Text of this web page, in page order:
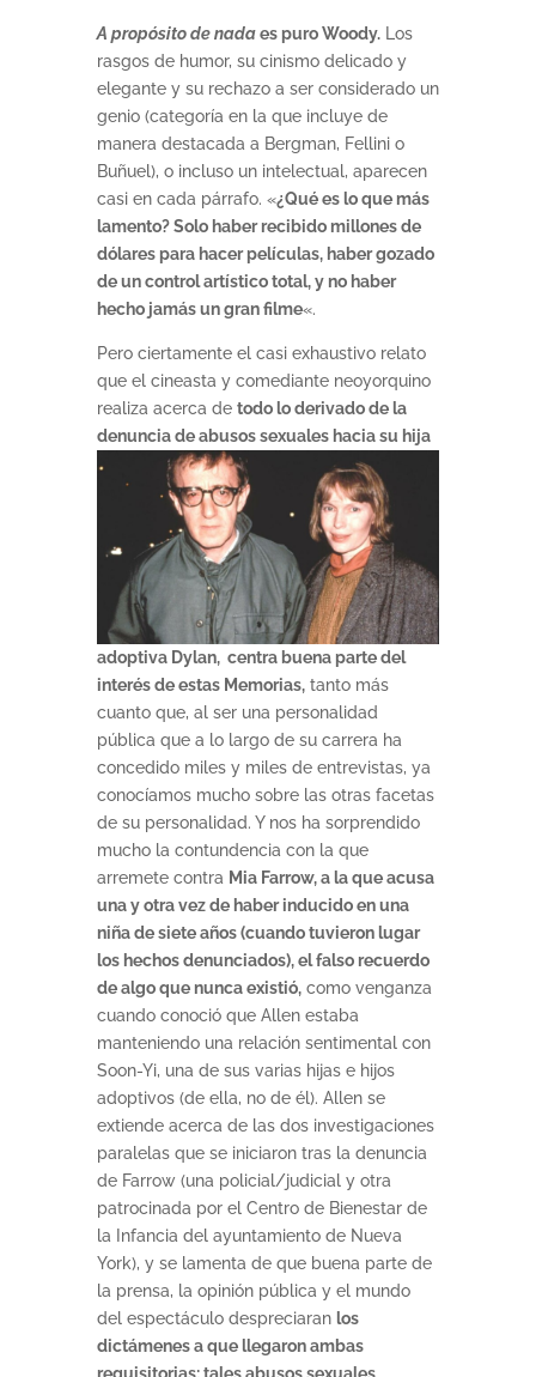
A propósito de nadaes puro Woody.Los
rasgos de humor, su cinismo delicado y
elegante y su rechazo a ser considerado un
genio (categoría en la que incluye de
manera destacada a Bergman, Fellini o
Buñuel), o incluso un intelectual, aparecen
casi en cada párrafo. «¿Qué es lo que más
lamento? Solo haber recibido millones de
dólares para hacer películas, haber gozado
de un control artístico total, y no haber
hecho jamás un gran filme«.
Pero ciertamente el casi exhaustivo relato
que el cineasta y comediante neoyorquino
realiza acerca de todo lo derivado de la
denuncia de abusos sexuales hacia su hija
adoptiva Dylan, centra buena parte del
interés de estas Memorias,tanto más
cuanto que, al ser una personalidad
pública que a lo largo de su carrera ha
concedido miles y miles de entrevistas, ya
conocíamos mucho sobre las otras facetas
de su personalidad. Y nos ha sorprendido
mucho la contundencia con la que
arremete contra Mia Farrow, a la que acusa
una y otra vez de haber inducido en una
niña de siete años (cuando tuvieron lugar
los hechos denunciados), el falso recuerdo
de algo que nunca existió,como venganza
cuando conoció que Allen estaba
manteniendo una relación sentimental con
Soon-Yi, una de sus varias hijas e hijos
adoptivos (de ella, no de él). Allen se
extiende acerca de las dos investigaciones
paralelas que se iniciaron tras la denuncia
de Farrow (una policial/judicial y otra
patrocinada por el Centro de Bienestar de
la Infancia del ayuntamiento de Nueva
York), y se lamenta de que buena parte de
la prensa, la opinión pública y el mundo
del espectáculo despreciaran los
dictámenes a que llegaron ambas